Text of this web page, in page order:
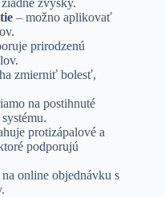
– možno aplikovať
prirodzenú
zmierniť bolesť,
na postihnuté
protizápalové a
podporujú
online objednávku s